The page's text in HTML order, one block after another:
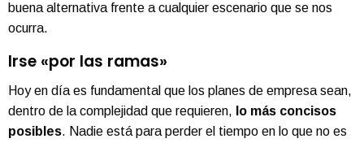
buena alternativa frente a cualquier escenario que se nos
ocurra.
Irse «por las ramas»
Hoy en día es fundamental que los planes de empresa sean,
dentro de la complejidad que requieren, lo más concisos
posibles. Nadie está para perder el tiempo en lo que no es